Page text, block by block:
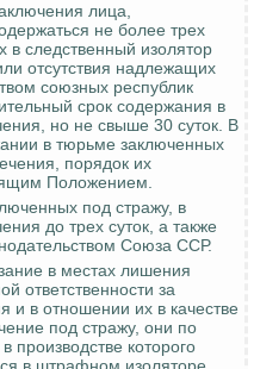
лица,
не более трех
в следственный изолятор
отсутствия надлежащих
союзных республик
срок содержания в
но не свыше 30 суток. В
в тюрьме заключенных
порядок их
Положением.
под стражу, в
до трех суток, а также
Союза ССР.
в местах лишения
ответственности за
и в отношении их в качестве
под стражу, они по
производстве которого